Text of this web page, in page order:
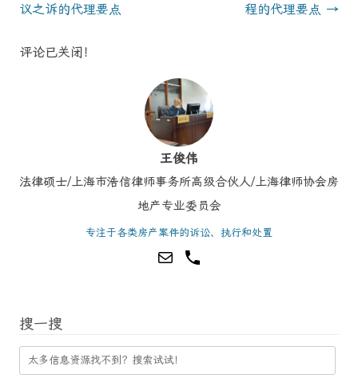
议之诉的代理要点
程的代理要点 →
评论已关闭！
王俊伟
法律硕士/上海市浩信律师事务所高级合伙人/上海律师协会房
地产专业委员会
专注于各类房产案件的诉讼、执行和处置
搜一搜